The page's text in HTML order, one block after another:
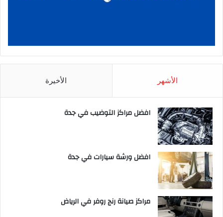
الأشهر الأخيرة
افضل مراكز التوضيب في جدة
افضل ورشة سيارات في جدة
مراكز صيانة رنج روفر في الرياض